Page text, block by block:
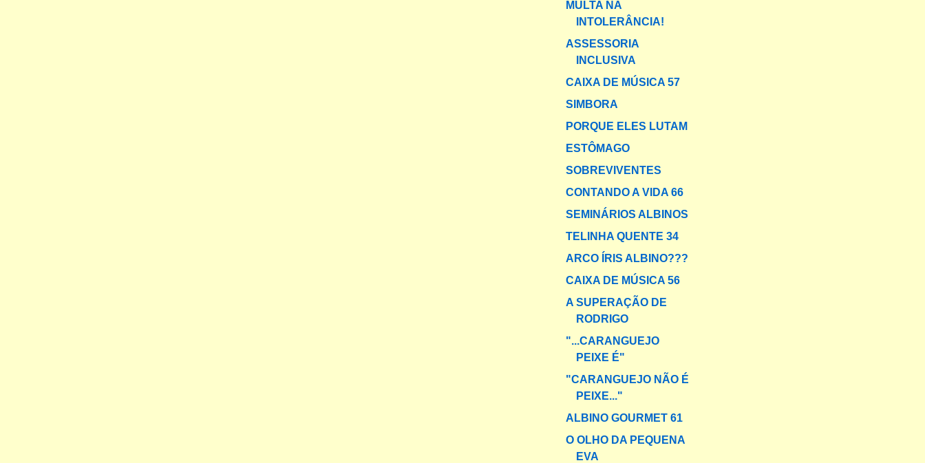
MULTA NA
INTOLERÂNCIA!
ASSESSORIA
INCLUSIVA
CAIXA DE MÚSICA 57
SIMBORA
PORQUE ELES LUTAM
ESTÔMAGO
SOBREVIVENTES
CONTANDO A VIDA 66
SEMINÁRIOS ALBINOS
TELINHA QUENTE 34
ARCO ÍRIS ALBINO???
CAIXA DE MÚSICA 56
A SUPERAÇÃO DE
RODRIGO
"...CARANGUEJO
PEIXE É"
"CARANGUEJO NÃO É
PEIXE..."
ALBINO GOURMET 61
O OLHO DA PEQUENA
EVA